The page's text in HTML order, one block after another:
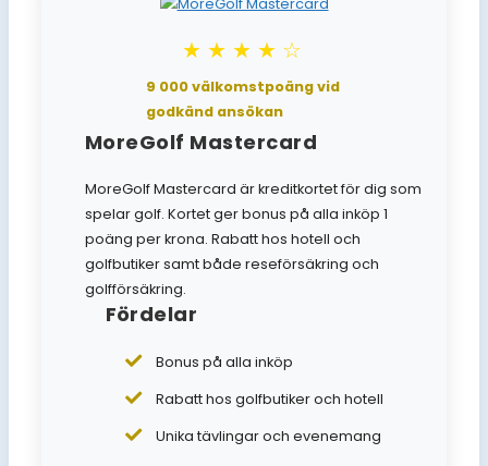
★★★★☆
9 000 välkomstpoäng vid
godkänd ansökan
MoreGolf Mastercard
MoreGolf Mastercard är kreditkortet för dig som
spelar golf. Kortet ger bonus på alla inköp 1
poäng per krona. Rabatt hos hotell och
golfbutiker samt både reseförsäkring och
golfförsäkring.
Fördelar
Bonus på alla inköp
Rabatt hos golfbutiker och hotell
Unika tävlingar och evenemang